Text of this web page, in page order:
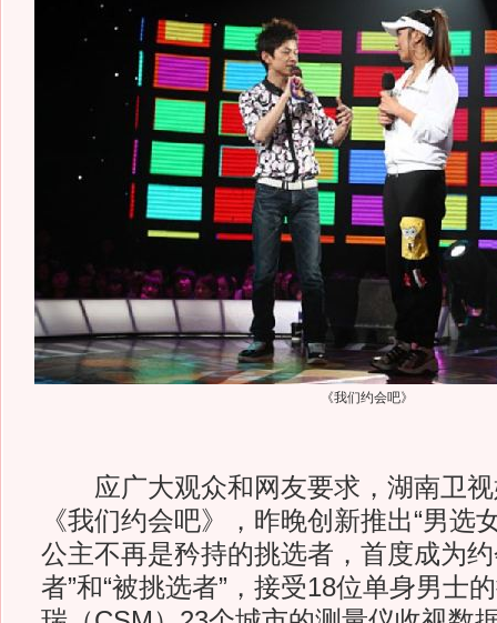
《我们约会吧》
应广大观众和网友要求，湖南卫视
《我们约会吧》，昨晚创新推出“男选
公主不再是矜持的挑选者，首度成为
者”和“被挑选者”，接受18位单身男士